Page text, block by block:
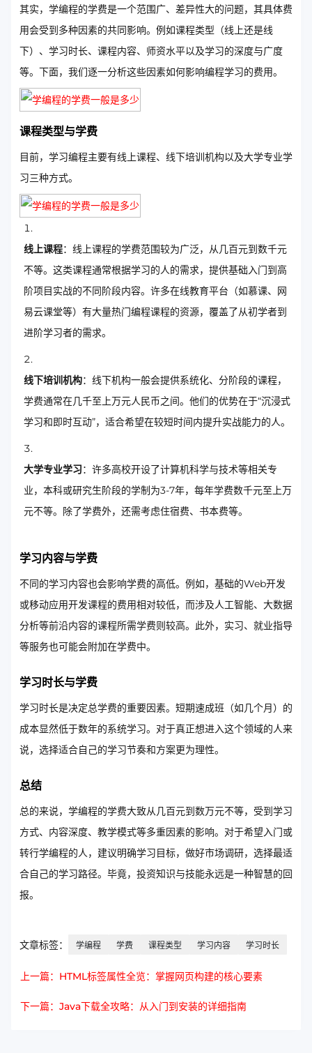
其实，学编程的学费是一个范围广、差异性大的问题，其具体费
用会受到多种因素的共同影响。例如课程类型（线上还是线
下）、学习时长、课程内容、师资水平以及学习的深度与广度
等。下面，我们逐一分析这些因素如何影响编程学习的费用。
课程类型与学费
目前，学习编程主要有线上课程、线下培训机构以及大学专业学
习三种方式。
线上课程：线上课程的学费范围较为广泛，从几百元到数千元
不等。这类课程通常根据学习的人的需求，提供基础入门到高
阶项目实战的不同阶段内容。许多在线教育平台（如慕课、网
易云课堂等）有大量热门编程课程的资源，覆盖了从初学者到
进阶学习者的需求。
线下培训机构：线下机构一般会提供系统化、分阶段的课程，
学费通常在几千至上万元人民币之间。他们的优势在于“沉浸式
学习和即时互动”，适合希望在较短时间内提升实战能力的人。
大学专业学习：许多高校开设了计算机科学与技术等相关专
业，本科或研究生阶段的学制为3-7年，每年学费数千元至上万
元不等。除了学费外，还需考虑住宿费、书本费等。
学习内容与学费
不同的学习内容也会影响学费的高低。例如，基础的Web开发
或移动应用开发课程的费用相对较低，而涉及人工智能、大数据
分析等前沿内容的课程所需学费则较高。此外，实习、就业指导
等服务也可能会附加在学费中。
学习时长与学费
学习时长是决定总学费的重要因素。短期速成班（如几个月）的
成本显然低于数年的系统学习。对于真正想进入这个领域的人来
说，选择适合自己的学习节奏和方案更为理性。
总结
总的来说，学编程的学费大致从几百元到数万元不等，受到学习
方式、内容深度、教学模式等多重因素的影响。对于希望入门或
转行学编程的人，建议明确学习目标，做好市场调研，选择最适
合自己的学习路径。毕竟，投资知识与技能永远是一种智慧的回
报。
文章标签： 学编程 学费 课程类型 学习内容 学习时长
上一篇：HTML标签属性全览：掌握网页构建的核心要素
下一篇：Java下载全攻略：从入门到安装的详细指南